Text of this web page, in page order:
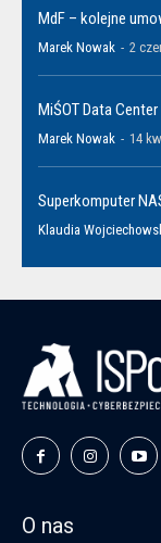
MdF – kolejne
Marek Nowak - 2
MiŚOT Data
Marek Nowak - 14
Superkomputer
Klaudia
O nas